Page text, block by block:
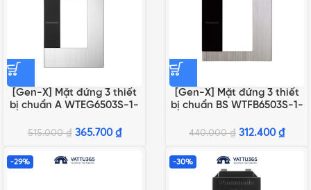
[Gen-X] Mặt đứng 3 thiết
bị chuẩn A WTEG6503S-1-
515.000₫ 365.700 ₫
[Gen-X] Mặt đứng 3 thiết
bị chuẩn BS WTFB6503S-1-
440.000₫ 312.400 ₫
-29% -30%